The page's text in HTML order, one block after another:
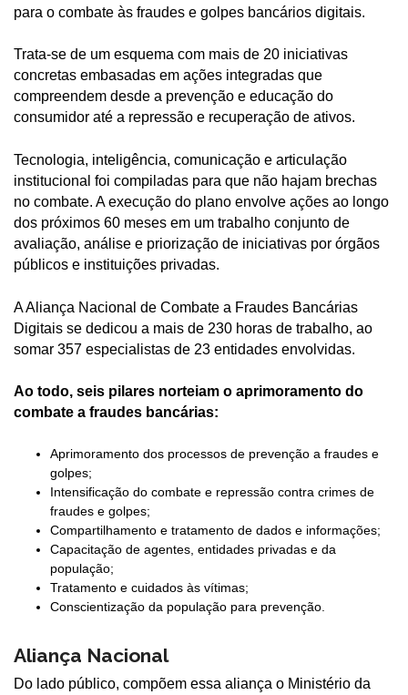
para o combate às fraudes e golpes bancários digitais.
Trata-se de um esquema com mais de 20 iniciativas
concretas embasadas em ações integradas que
compreendem desde a prevenção e educação do
consumidor até a repressão e recuperação de ativos.
Tecnologia, inteligência, comunicação e articulação
institucional foi compiladas para que não hajam brechas
no combate. A execução do plano envolve ações ao longo
dos próximos 60 meses em um trabalho conjunto de
avaliação, análise e priorização de iniciativas por órgãos
públicos e instituições privadas.
A Aliança Nacional de Combate a Fraudes Bancárias
Digitais se dedicou a mais de 230 horas de trabalho, ao
somar 357 especialistas de 23 entidades envolvidas.
Ao todo, seis pilares norteiam o aprimoramento do
combate a fraudes bancárias:
Aprimoramento dos processos de prevenção a fraudes e
golpes;
Intensificação do combate e repressão contra crimes de
fraudes e golpes;
Compartilhamento e tratamento de dados e informações;
Capacitação de agentes, entidades privadas e da
população;
Tratamento e cuidados às vítimas;
Conscientização da população para prevenção.
Aliança Nacional
Do lado público, compõem essa aliança o Ministério da